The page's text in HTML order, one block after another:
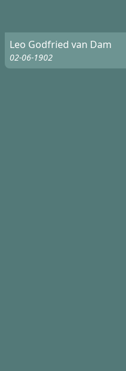
Leo Godfried van Dam
02-06-1902